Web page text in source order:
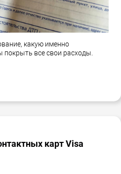
какую именно
покрыть все свои расходы.
карт Visa